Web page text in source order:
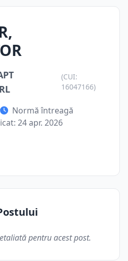
(CUI:
16047166)
Normă întreagă
24 apr. 2026
pentru acest post.